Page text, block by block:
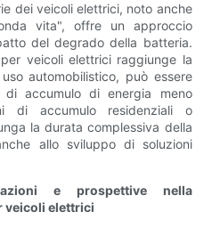
dei veicoli elettrici, noto anche
vita", offre un approccio
del degrado della batteria.
veicoli elettrici raggiunge la
automobilistico, può essere
di accumulo di energia meno
di accumulo residenziali o
la durata complessiva della
allo sviluppo di soluzioni
e prospettive nella
veicoli elettrici